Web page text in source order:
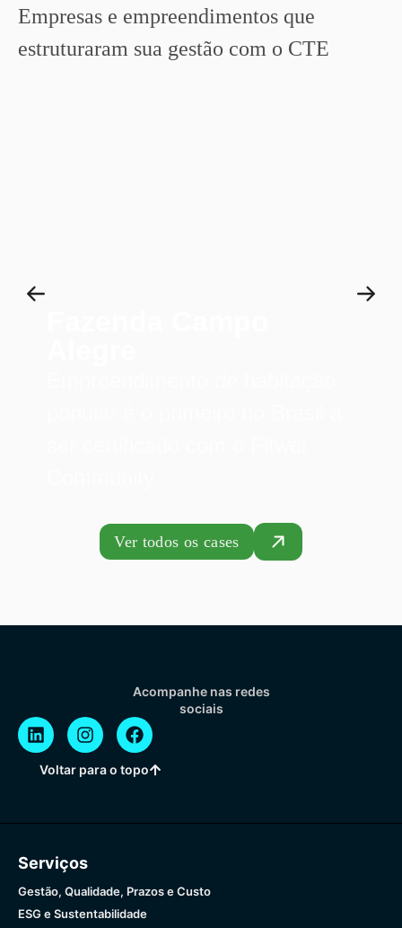
Empresas e empreendimentos que
estruturaram sua gestão com o CTE
Ver todos os cases
Acompanhe nas redes
sociais
Voltar para o topo
Serviços
Gestão, Qualidade, Prazos e Custo
ESG e Sustentabilidade